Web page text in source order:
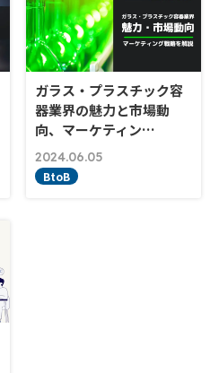
ガラス・プラスチック容
器業界の魅力と市場動
向、マーケティン…
2024.06.05
BtoB